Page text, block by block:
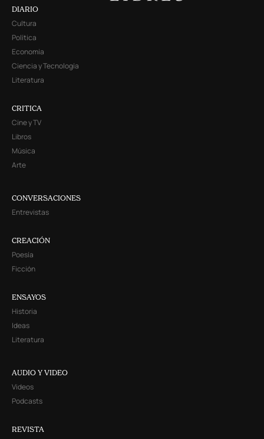
DIARIO
Cultura
Política
Economía
Ciencia y Tecnología
Literatura
CRITICA
Cine y TV
Libros
Música
Arte
CONVERSACIONES
Entrevistas
CREACIÓN
Poesía
Ficción
ENSAYOS
Historia
Ideas
Literatura
AUDIO Y VIDEO
Videos
Podcasts
REVISTA